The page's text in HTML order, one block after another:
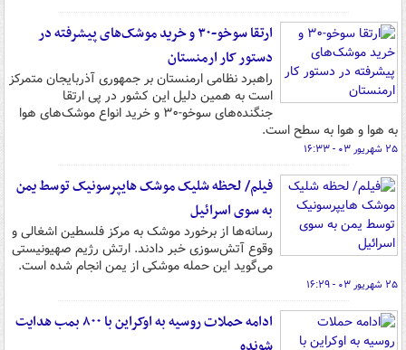
ارتقا سوخو-۳۰ و خرید موشک‌های پیشرفته در
دستور کار ارمنستان
راهبرد نظامی ارمنستان بر جمهوری آذربایجان متمرکز
است به همین دلیل این کشور در پی ارتقا
جنگنده‌های سوخو-۳۰ و خرید انواع موشک‌های هوا
به هوا و هوا به سطح است.
۲۵ شهریور ۰۳ - ۱۶:۳۳
فیلم/ لحظه شلیک موشک هایپرسونیک توسط یمن
به سوی اسرائیل
رسانه‌ها از برخورد موشک به مرکز فلسطین اشغالی و
وقوع آتش‌سوزی خبر دادند. ارتش رژیم صهیونیستی
می‌گوید این حمله موشکی از یمن انجام شده است.
۲۵ شهریور ۰۳ - ۱۶:۲۹
ادامه حملات روسیه به اوکراین با ۸۰۰ بمب هدایت